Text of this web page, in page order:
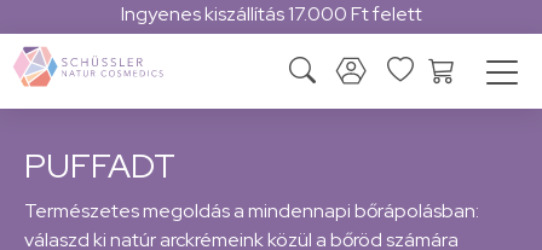
Ingyenes kiszállítás 17.000 Ft felett
PUFFADT
Természetes megoldás a mindennapi bőrápolásban:
válaszd ki natúr arckrémeink közül a bőröd számára